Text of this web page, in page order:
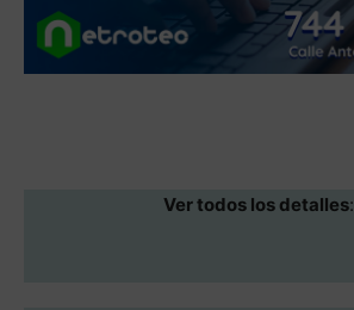
Ver todos los detalles: